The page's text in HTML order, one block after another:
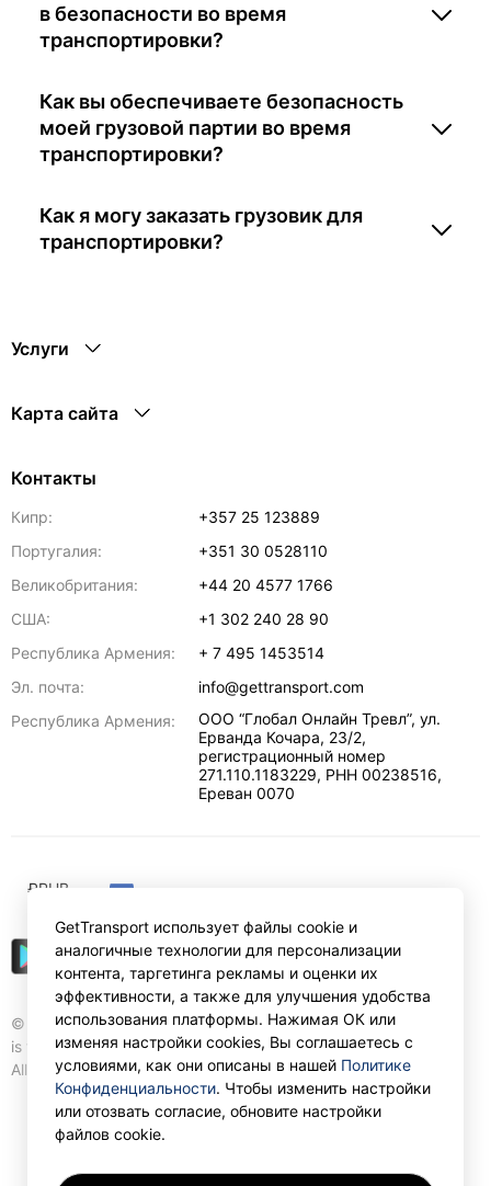
в безопасности во время
транспортировки?
Как вы обеспечиваете безопасность
моей грузовой партии во время
транспортировки?
Как я могу заказать грузовик для
транспортировки?
Услуги
Карта сайта
Контакты
Кипр:
+357 25 123889
Португалия:
+351 30 0528110
Великобритания:
+44 20 4577 1766
США:
+1 302 240 28 90
Республика Армения:
+ 7 495 1453514
Эл. почта:
info@gettransport.com
Республика Армения:
ООО “Глобал Онлайн Тревл”, ул.
Ерванда Кочара, 23/2,
регистрационный номер
271.110.1183229, РНН 00238516,
Ереван 0070
© Gettransport International Limited. GetTransport®
is trademark of Gettransport International Limited.
All rights reserved.
₽RUB
GetTransport использует файлы cookie и
аналогичные технологии для персонализации
контента, таргетинга рекламы и оценки их
эффективности, а также для улучшения удобства
использования платформы. Нажимая ОК или
изменяя настройки cookies, Вы соглашаетесь с
условиями, как они описаны в нашей Политике
Конфиденциальности. Чтобы изменить настройки
или отозвать согласие, обновите настройки
файлов cookie.